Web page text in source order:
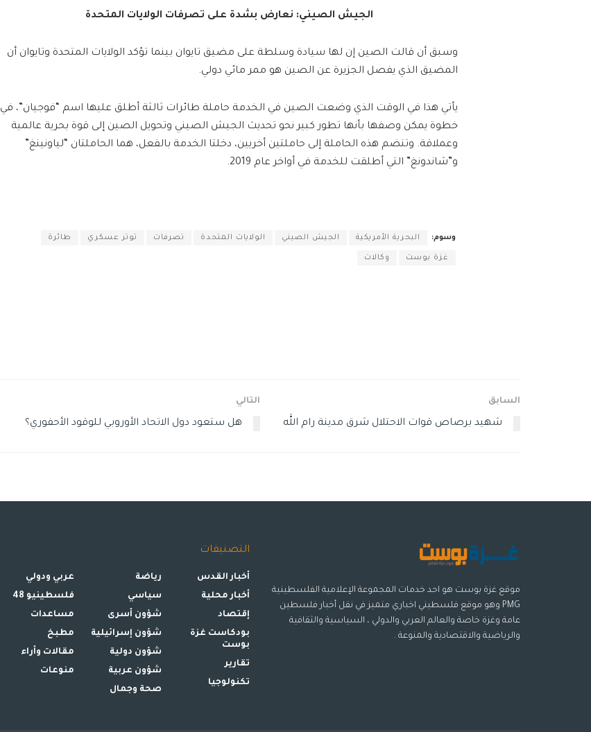
الجيش الصيني: نعارض بشدة على تصرفات الولايات المتحدة
وسبق أن قالت الصين إن لها سيادة وسلطة على مضيق تايوان بينما تؤكد الولايات المتحدة وتايوان أن
المضيق الذي يفصل الجزيرة عن الصين هو ممر مائي دولي.
يأتي هذا في الوقت الذي وضعت الصين في الخدمة حاملة طائرات ثالثة أطلق عليها اسم “فوجيان”، في
خطوة يمكن وصفها بأنها تطور كبير نحو تحديث الجيش الصيني وتحويل الصين إلى قوة بحرية عالمية
وعملاقة. وتنضم هذه الحاملة إلى حاملتين أخريين، دخلتا الخدمة بالفعل، هما الحاملتان “لياونينغ”
و”شاندونغ” التي أطلقت للخدمة في أواخر عام 2019.
وسوم: البحرية الأمريكية الجيش الصيني الولايات المتحدة تصرفات توتر عسكري طائرة
غزة بوست وكالات
السابق
شهيد برصاص قوات الاحتلال شرق مدينة رام الله
التالي
هل ستعود دول الاتحاد الأوروبي للوقود الأحفوري؟
موقع غزة بوست هو احد خدمات المجموعة الإعلامية الفلسطينية
PMG وهو موقع فلسطيني اخباري متميز في نقل أخبار فلسطين
عامة وغزة خاصة والعالم العربي والدولي ، السياسية والثقافية
والرياضية والاقتصادية والمنوعة .
التصنيفات
أخبار القدس
أخبار محلية
إقتصاد
بودكاست غزة
بوست
تقارير
تكنولوجيا
رياضة
سياسي
شؤون أسرى
شؤون إسرائيلية
شؤون دولية
شؤون عربية
صحة وجمال
عربي ودولي
فلسطينيو 48
مساعدات
مطبخ
مقالات وأراء
منوعات